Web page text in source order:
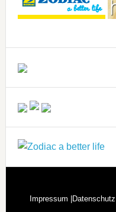
Impressum | Datenschutz |